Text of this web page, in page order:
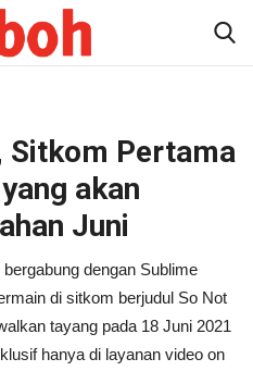
Sitkom Pertama
akan
Juni
dengan Sublime
di sitkom berjudul So Not
tayang pada 18 Juni 2021
hanya di layanan video on